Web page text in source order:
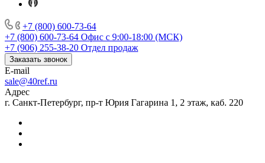
+7 (800) 600-73-64
+7 (800) 600-73-64 Офис с 9:00-18:00 (МСК)
+7 (906) 255-38-20 Отдел продаж
Заказать звонок
E-mail
sale@40ref.ru
Адрес
г. Санкт-Петербург, пр-т Юрия Гагарина 1, 2 этаж, каб. 220